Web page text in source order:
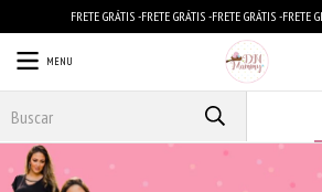
FRETE GRÁTIS -FRETE GRÁTIS -FRETE GRÁTIS -FRETE
MENU